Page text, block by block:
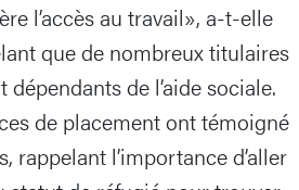
l’accès au travail», a-t-elle
que de nombreux titulaires
de l’aide sociale.
de placement ont témoigné
rappelant l’importance d’aller